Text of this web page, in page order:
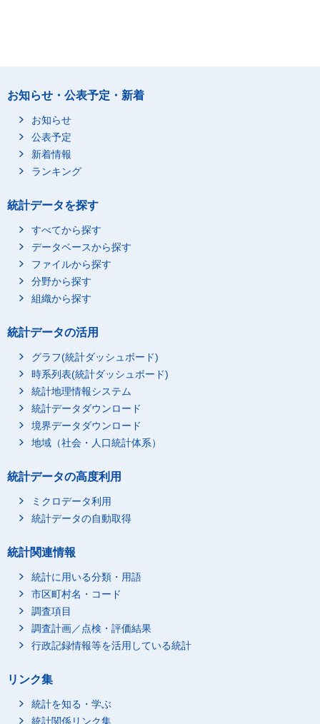
お知らせ・公表予定・新着
お知らせ
公表予定
新着情報
ランキング
統計データを探す
すべてから探す
データベースから探す
ファイルから探す
分野から探す
組織から探す
統計データの活用
グラフ(統計ダッシュボード)
時系列表(統計ダッシュボード)
統計地理情報システム
統計データダウンロード
境界データダウンロード
地域（社会・人口統計体系）
統計データの高度利用
ミクロデータ利用
統計データの自動取得
統計関連情報
統計に用いる分類・用語
市区町村名・コード
調査項目
調査計画／点検・評価結果
行政記録情報等を活用している統計
リンク集
統計を知る・学ぶ
統計関係リンク集